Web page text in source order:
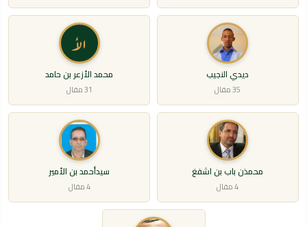
ديدي النجيب
35 مقال
الأ
محمد الأزعر بن حامد
31 مقال
محمذن باب بن اشفغ
4 مقال
سيدأحمد بن الأمير
4 مقال